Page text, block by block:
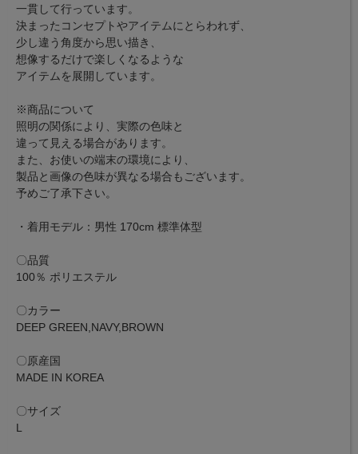
一貫して行っています。
決まったコンセプトやアイテムにとらわれず、
少し違う角度から思い描き、
想像するだけで楽しくなるような
アイテムを展開しています。
※商品について
照明の関係により、実際の色味と
違って見える場合があります。
また、お使いの端末の環境により、
製品と画像の色味が異なる場合もございます。
予めご了承下さい。
・着用モデル：男性 170cm 標準体型
〇品質
100％ ポリエステル
〇カラー
DEEP GREEN,NAVY,BROWN
〇原産国
MADE IN KOREA
〇サイズ
L